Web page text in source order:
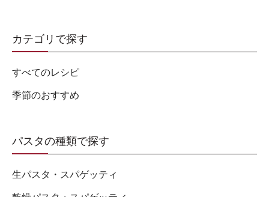
カテゴリで探す
すべてのレシピ
季節のおすすめ
パスタの種類で探す
生パスタ・スパゲッティ